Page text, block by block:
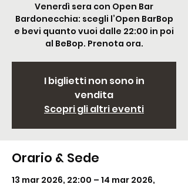
Venerdì sera con Open Bar
Bardonecchia: scegli l’Open BarBop
e bevi quanto vuoi dalle 22:00 in poi
al BeBop. Prenota ora.
I biglietti non sono in
vendita
Scopri gli altri eventi
Orario & Sede
13 mar 2026, 22:00 – 14 mar 2026,